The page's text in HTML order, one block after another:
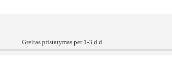
Greitas pristatymas per 1-3 d.d.